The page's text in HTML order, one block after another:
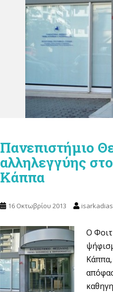
Πανεπιστήμιο
αλληλεγγύης
Κάππα
16 Οκτωβρίου 2013 isarkadias
Ο